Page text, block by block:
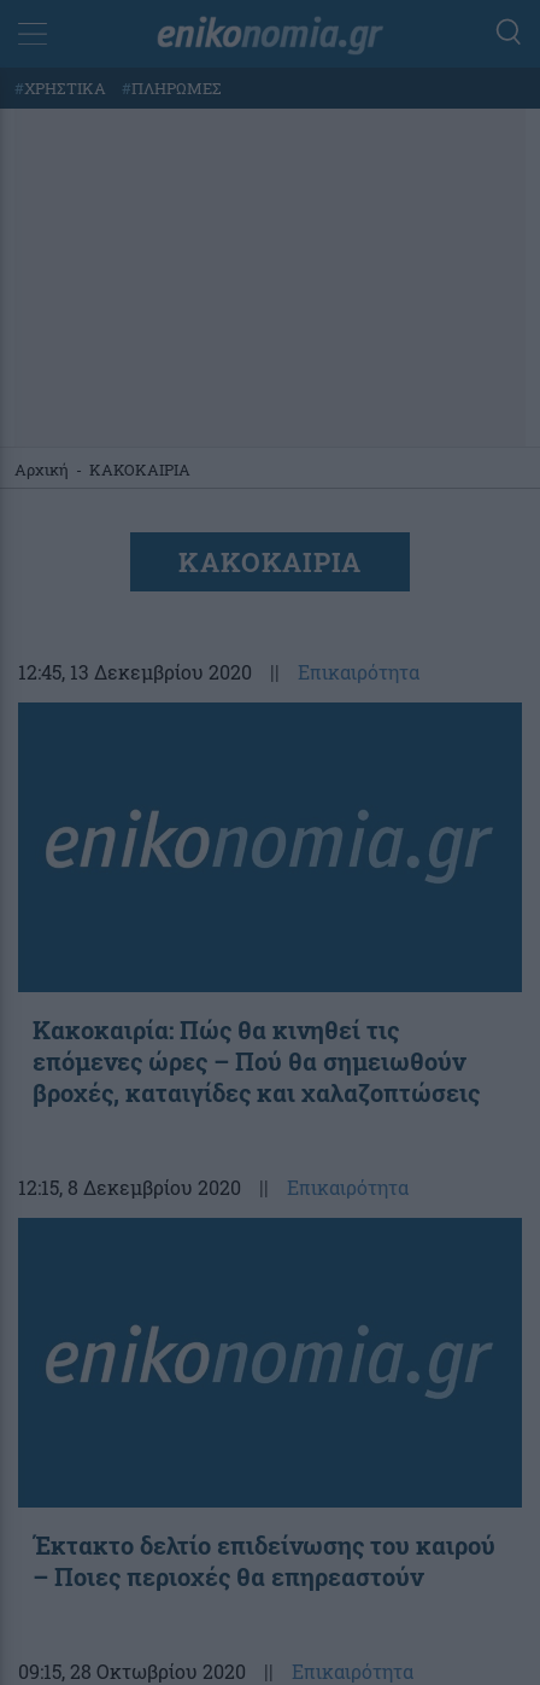
#ΧΡΗΣΤΙΚΑ #ΠΛΗΡΩΜΕΣ
Αρχική - ΚΑΚΟΚΑΙΡΙΑ
ΚΑΚΟΚΑΙΡΙΑ
12:45, 13 Δεκεμβρίου 2020 || Επικαιρότητα
Κακοκαιρία: Πώς θα κινηθεί τις
επόμενες ώρες – Πού θα σημειωθούν
βροχές, καταιγίδες και χαλαζοπτώσεις
12:15, 8 Δεκεμβρίου 2020 || Επικαιρότητα
Έκτακτο δελτίο επιδείνωσης του καιρού
– Ποιες περιοχές θα επηρεαστούν
09:15, 28 Οκτωβρίου 2020 || Επικαιρότητα